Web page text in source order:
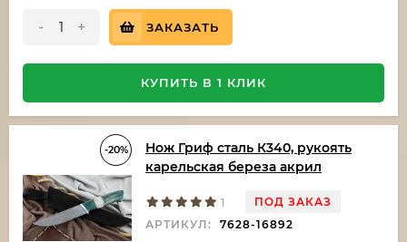
- + ЗАКАЗАТЬ
КУПИТЬ В 1 КЛИК
-20%
Нож Гриф сталь К340, рукоять
карельская береза акрил
1
ПОД ЗАКАЗ
АРТИКУЛ:
7628-16892